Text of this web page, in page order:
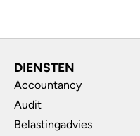
DIENSTEN
Accountancy
Audit
Belastingadvies